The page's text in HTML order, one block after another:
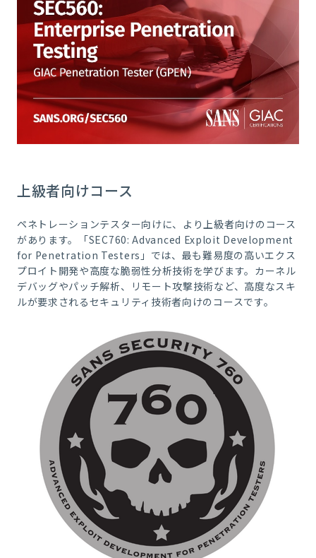
上級者向けコース
ペネトレーションテスター向けに、より上級者向けのコース
があります。「SEC760: Advanced Exploit Development
for Penetration Testers」では、最も難易度の高いエクス
プロイト開発や高度な脆弱性分析技術を学びます。カーネル
デバッグやパッチ解析、リモート攻撃技術など、高度なスキ
ルが要求されるセキュリティ技術者向けのコースです。